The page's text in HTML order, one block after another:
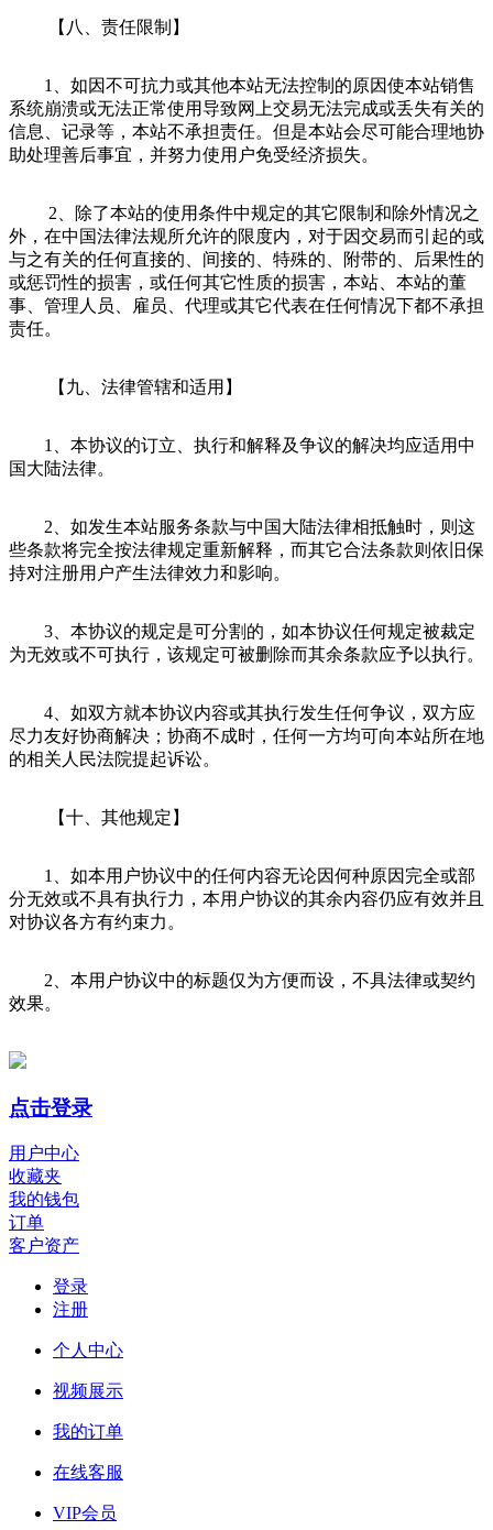
【八、责任限制】
1、如因不可抗力或其他本站无法控制的原因使本站销售
系统崩溃或无法正常使用导致网上交易无法完成或丢失有关的
信息、记录等，本站不承担责任。但是本站会尽可能合理地协
助处理善后事宜，并努力使用户免受经济损失。
2、除了本站的使用条件中规定的其它限制和除外情况之
外，在中国法律法规所允许的限度内，对于因交易而引起的或
与之有关的任何直接的、间接的、特殊的、附带的、后果性的
或惩罚性的损害，或任何其它性质的损害，本站、本站的董
事、管理人员、雇员、代理或其它代表在任何情况下都不承担
责任。
【九、法律管辖和适用】
1、本协议的订立、执行和解释及争议的解决均应适用中
国大陆法律。
2、如发生本站服务条款与中国大陆法律相抵触时，则这
些条款将完全按法律规定重新解释，而其它合法条款则依旧保
持对注册用户产生法律效力和影响。
3、本协议的规定是可分割的，如本协议任何规定被裁定
为无效或不可执行，该规定可被删除而其余条款应予以执行。
4、如双方就本协议内容或其执行发生任何争议，双方应
尽力友好协商解决；协商不成时，任何一方均可向本站所在地
的相关人民法院提起诉讼。
【十、其他规定】
1、如本用户协议中的任何内容无论因何种原因完全或部
分无效或不具有执行力，本用户协议的其余内容仍应有效并且
对协议各方有约束力。
2、本用户协议中的标题仅为方便而设，不具法律或契约
效果。
点击登录
用户中心
收藏夹
我的钱包
订单
客户资产
登录
注册
个人中心
视频展示
我的订单
在线客服
VIP会员